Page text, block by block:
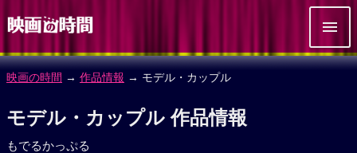
映画の時間 → 作品情報 → モデル・カップル
モデル・カップル 作品情報
もでるかっぷる